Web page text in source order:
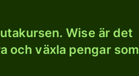
Wise är det
och växla pengar som